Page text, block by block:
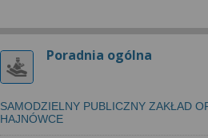
Poradnia ogólna
SAMODZIELNY PUBLICZNY ZAKŁAD
HAJNÓWCE